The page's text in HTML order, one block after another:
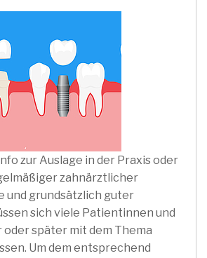
zur Auslage in der Praxis oder
zahnärztlicher
und grundsätzlich guter
sich viele Patientinnen und
später mit dem Thema
Um dem entsprechend